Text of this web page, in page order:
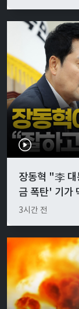
장동혁 "李
금 폭탄' 기가
3시간 전